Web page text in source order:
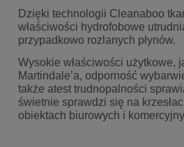
Dzięki technologii Cleanaboo
właściwości hydrofobowe
przypadkowo rozlanych płynów.
Wysokie właściwości użytkowe,
Martindale’a, odporność
także atest trudnopalności
świetnie sprawdzi się na
obiektach biurowych i